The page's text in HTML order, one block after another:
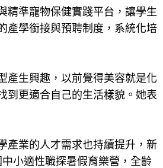
精準寵物保健實踐平台，讓學生
產學銜接與預聘制度，系統化培
產生興趣，以前覺得美容就是化
到更適合自己的生活樣貌。她表
產業的人才需求也持續提升，新
小適性職探暑假育樂營，全齡